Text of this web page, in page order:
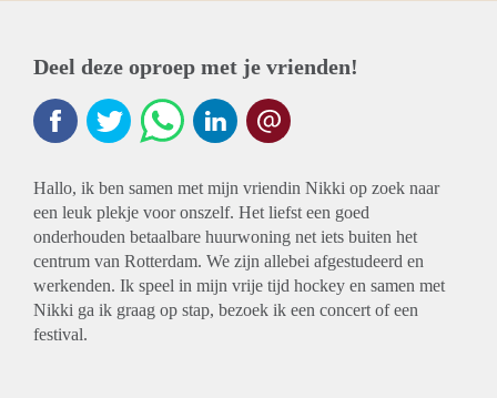
Deel deze oproep met je vrienden!
Hallo, ik ben samen met mijn vriendin Nikki op zoek naar
een leuk plekje voor onszelf. Het liefst een goed
onderhouden betaalbare huurwoning net iets buiten het
centrum van Rotterdam. We zijn allebei afgestudeerd en
werkenden. Ik speel in mijn vrije tijd hockey en samen met
Nikki ga ik graag op stap, bezoek ik een concert of een
festival.